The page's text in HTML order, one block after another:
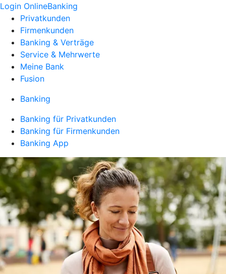
Login OnlineBanking
Privatkunden
Firmenkunden
Banking & Verträge
Service & Mehrwerte
Meine Bank
Fusion
Banking
Banking für Privatkunden
Banking für Firmenkunden
Banking App